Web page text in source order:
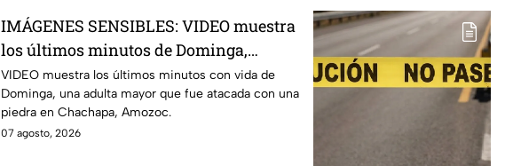
IMÁGENES SENSIBLES: VIDEO muestra
los últimos minutos de Dominga,
abuelita 4TACADA por 90 pesos en
Amozoc
VIDEO muestra los últimos minutos con vida de
Dominga, una adulta mayor que fue atacada con una
piedra en Chachapa, Amozoc.
07 agosto, 2026